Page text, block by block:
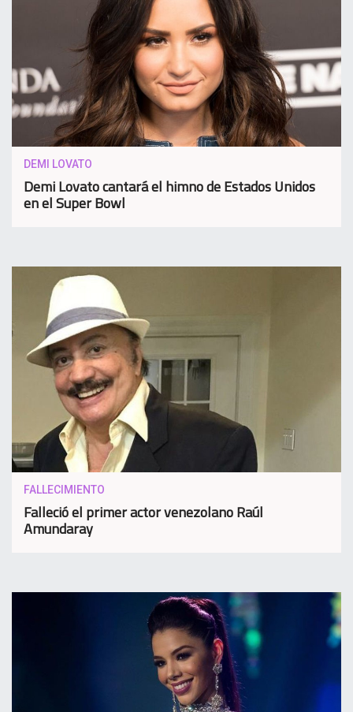
DEMI LOVATO
Demi Lovato cantará el himno de Estados Unidos
en el Super Bowl
FALLECIMIENTO
Falleció el primer actor venezolano Raúl
Amundaray